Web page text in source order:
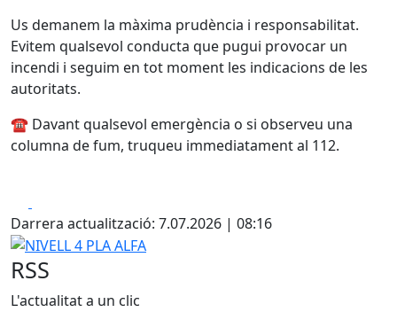
Us demanem la màxima prudència i responsabilitat.
Evitem qualsevol conducta que pugui provocar un
incendi i seguim en tot moment les indicacions de les
autoritats.
☎️ Davant qualsevol emergència o si observeu una
columna de fum, truqueu immediatament al 112.
Darrera actualització: 7.07.2026 | 08:16
NIVELL 4 PLA ALFA
RSS
L'actualitat a un clic